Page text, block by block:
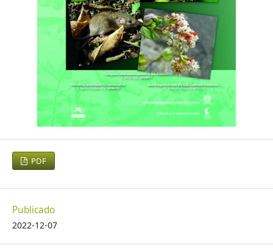
Calenge, C., Dufour, A. B. y Maillard, D. (2005). K-select
analysis: a new method to analyse habitat selection in radio-
tracking studies. Ecological Modelling, 186, 143–153.
https://doi.org/10.1016/j.ecolmodel.2004.12.005
Centeno, E. (2004). Configuración geológica del estado. En A.
García, M. Ordóñez y M. Briones (Eds.). Biodiversidad de
Oaxaca (pp. 29–42). México: Instituto de Biología-UNAM/
Fondo Oaxaqueño para la Conservación de la Naturaleza/
World Wildlife Fund.
Contreras-Hinojosa, J., Volke, V., Oropeza J., Rodríguez-
Oaxaca, México. Terra Latinoamericana, 23, 399–408.
PDF
Publicado
2022-12-07